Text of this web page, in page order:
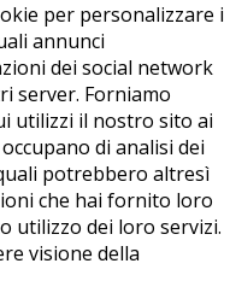
per personalizzare i
annunci
dei social network
server. Forniamo
utilizzi il nostro sito ai
di analisi dei
potrebbero altresì
che hai fornito loro
utilizzo dei loro servizi.
visione della
(BS) - P. Iva:
byDynDevice
Accessibilità Sitemap